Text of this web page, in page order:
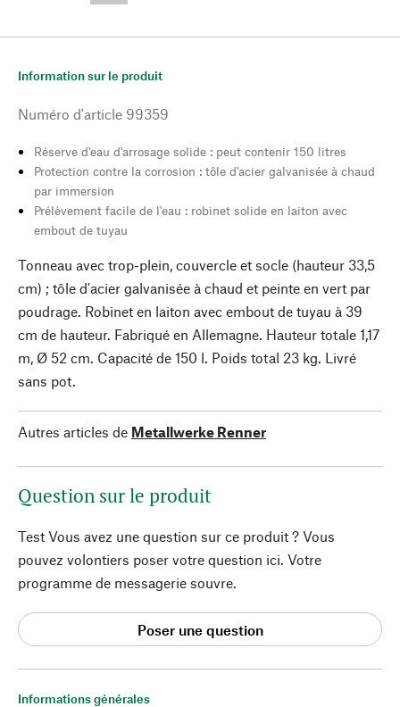
Informations générales
Information sur le produit
Numéro d'article 99359
Réserve d'eau d'arrosage solide : peut contenir 150 litres
Protection contre la corrosion : tôle d'acier galvanisée à chaud
par immersion
Prélèvement facile de l'eau : robinet solide en laiton avec
embout de tuyau
Tonneau avec trop-plein, couvercle et socle (hauteur 33,5
cm) ; tôle d'acier galvanisée à chaud et peinte en vert par
poudrage. Robinet en laiton avec embout de tuyau à 39
cm de hauteur. Fabriqué en Allemagne. Hauteur totale 1,17
m, Ø 52 cm. Capacité de 150 l. Poids total 23 kg. Livré
sans pot.
Autres articles de Metallwerke Renner
Question sur le produit
Test Vous avez une question sur ce produit ? Vous
pouvez volontiers poser votre question ici. Votre
programme de messagerie souvre.
Poser une question